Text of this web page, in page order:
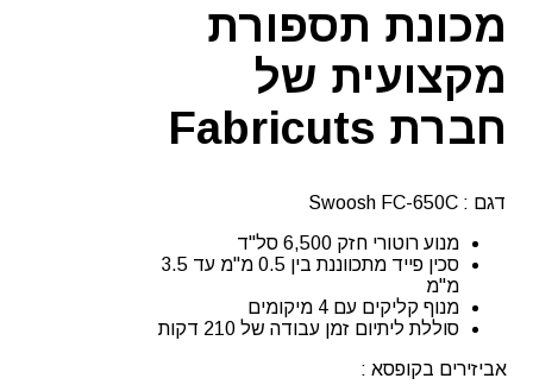
FC-
650C
מכונת תספורת
מקצועית של
חברת Fabricuts
דגם : Swoosh FC-650C
מנוע רוטורי חזק 6,500 סל"ד
סכין פייד מתכווננת בין 0.5 מ"מ עד 3.5
מ"מ
מנוף קליקים עם 4 מיקומים
סוללת ליתיום זמן עבודה של 210 דקות
אביזירים בקופסא :